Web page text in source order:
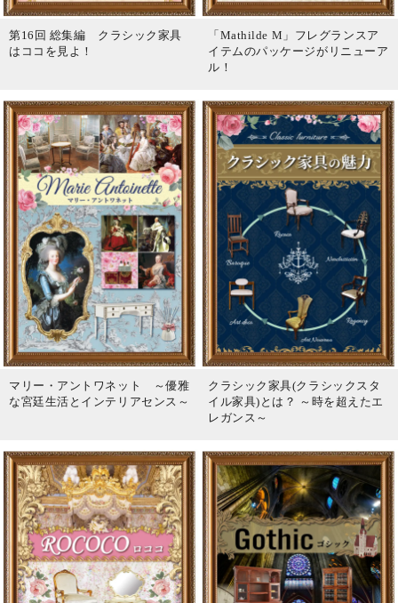
第16回 総集編 クラシック家具
はココを見よ！
「Mathilde M」フレグランスア
イテムのパッケージがリニューア
ル！
マリー・アントワネット ～優雅
な宮廷生活とインテリアセンス～
クラシック家具(クラシックスタ
イル家具)とは？ ～時を超えたエ
レガンス～